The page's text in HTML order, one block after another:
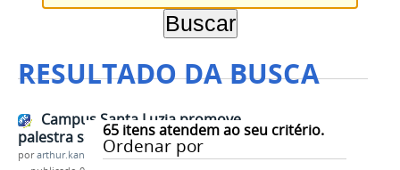
RESULTADO DA BUSCA
65itens atendem ao seu critério.
Ordenar por
Campus Santa Luzia promove
palestra sobre métodos de ensino
porarthur.kangussu